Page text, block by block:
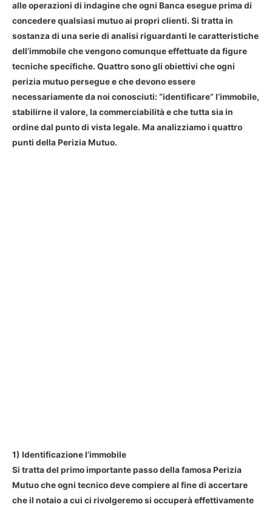
alle operazioni di indagine che ogni Banca esegue prima di
concedere qualsiasi mutuo ai propri clienti. Si tratta in
sostanza di una serie di analisi riguardanti le caratteristiche
dell’immobile che vengono comunque effettuate da figure
tecniche specifiche. Quattro sono gli obiettivi che ogni
perizia mutuo persegue e che devono essere
necessariamente da noi conosciuti: “identificare” l’immobile,
stabilirne il valore, la commerciabilità e che tutta sia in
ordine dal punto di vista legale. Ma analizziamo i quattro
punti della Perizia Mutuo.
1) Identificazione l’immobile
Si tratta del primo importante passo della famosa Perizia
Mutuo che ogni tecnico deve compiere al fine di accertare
che il notaio a cui ci rivolgeremo si occuperà effettivamente